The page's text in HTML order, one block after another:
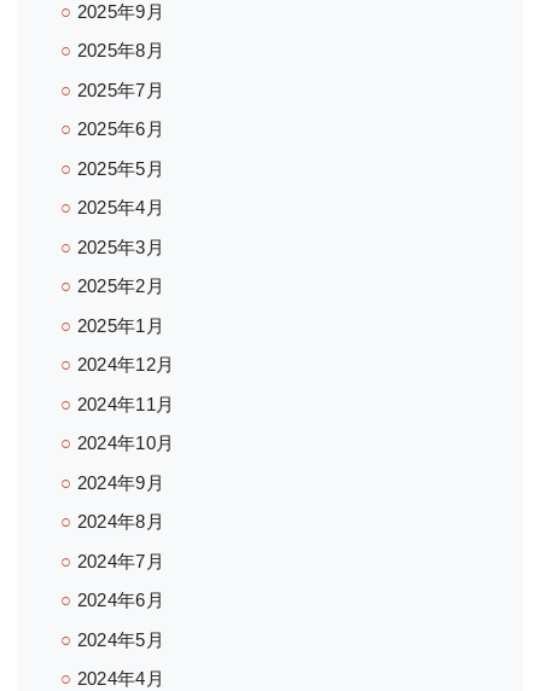
2025年9月
2025年8月
2025年7月
2025年6月
2025年5月
2025年4月
2025年3月
2025年2月
2025年1月
2024年12月
2024年11月
2024年10月
2024年9月
2024年8月
2024年7月
2024年6月
2024年5月
2024年4月